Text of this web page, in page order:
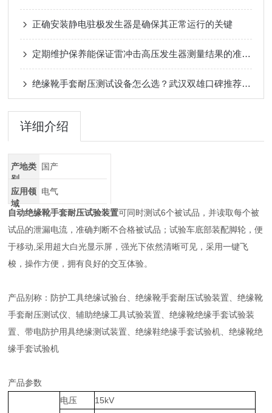
正确安装静电驻极发生器是确保其正常运行的关键
定期维护保养能保证雷冲击高压发生器测量结果的准确性
绝缘靴手套耐压测试设备怎么选？武汉双雄口碑推荐，安全高效更省心
详细介绍
产地类
别
国产
应用领
域
电气
自动绝缘靴手套耐压试验装置可同时测试6个被试品，并读取每个被
试品的泄漏电流，准确判断不合格被试品；试验车底部装配脚轮，便
于移动,采用超大白光显示屏，强光下依然清晰可见，采用一键飞
梭，操作方便，拥有良好的交互体验。
产品别称：防护工具绝缘试验台、绝缘靴手套耐压试验装置、绝缘靴
手套耐压测试仪、辅助绝缘工具试验装置、绝缘靴绝缘手套试验装
置、带电防护用具绝缘测试装置、绝缘鞋绝缘手套试验机、绝缘靴绝
缘手套试验机
产品参数
电压
15kV